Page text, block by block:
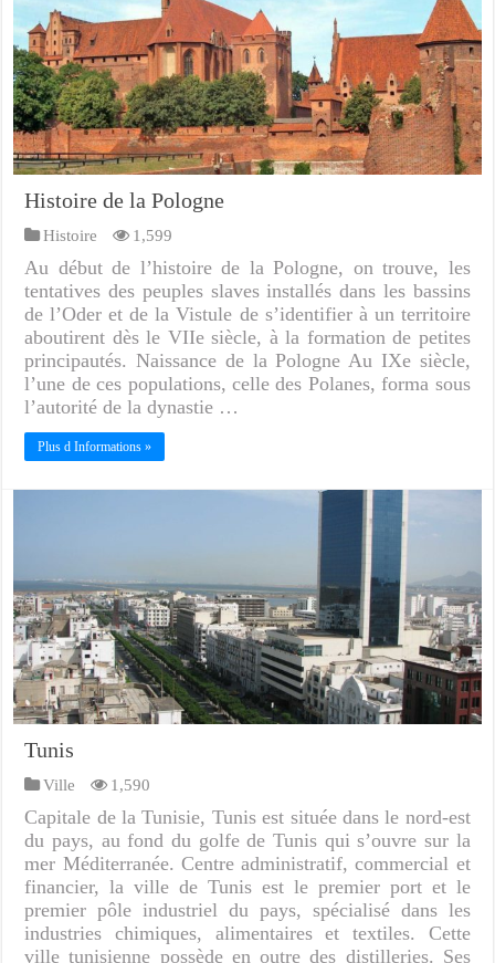
Histoire de la Pologne
Histoire 1,599
Au début de l’histoire de la Pologne, on trouve, les
tentatives des peuples slaves installés dans les bassins
de l’Oder et de la Vistule de s’identifier à un territoire
aboutirent dès le VIIe siècle, à la formation de petites
principautés. Naissance de la Pologne Au IXe siècle,
l’une de ces populations, celle des Polanes, forma sous
l’autorité de la dynastie …
Plus d Informations »
Tunis
Ville 1,590
Capitale de la Tunisie, Tunis est située dans le nord-est
du pays, au fond du golfe de Tunis qui s’ouvre sur la
mer Méditerranée. Centre administratif, commercial et
financier, la ville de Tunis est le premier port et le
premier pôle industriel du pays, spécialisé dans les
industries chimiques, alimentaires et textiles. Cette
ville tunisienne possède en outre des distilleries. Ses